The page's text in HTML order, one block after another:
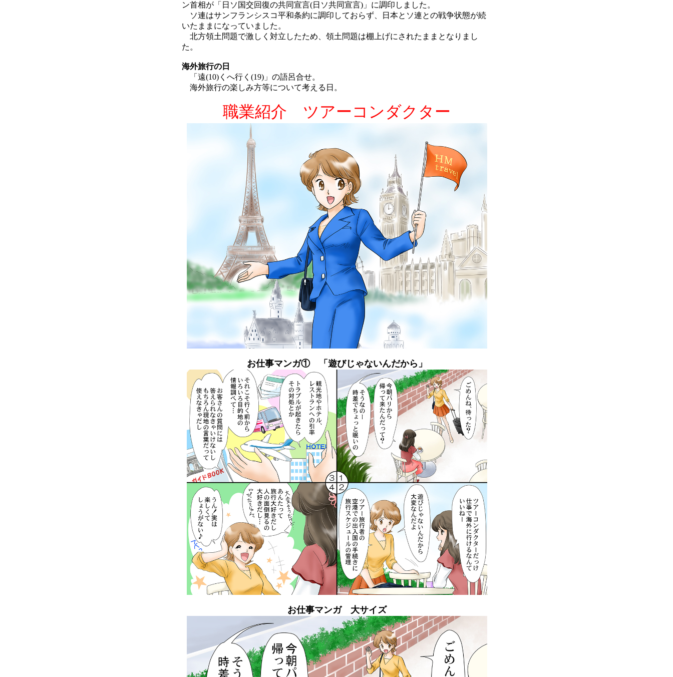
ン首相が「日ソ国交回復の共同宣言(日ソ共同宣言)」に調印しました。
ソ連はサンフランシスコ平和条約に調印しておらず、日本とソ連との戦争状態が続
いたままになっていました。
北方領土問題で激しく対立したため、領土問題は棚上げにされたままとなりまし
た。
海外旅行の日
「遠(10)くへ行く(19)」の語呂合せ。
海外旅行の楽しみ方等について考える日。
職業紹介 ツアーコンダクター
お仕事マンガ① 「遊びじゃないんだから」
お仕事マンガ 大サイズ